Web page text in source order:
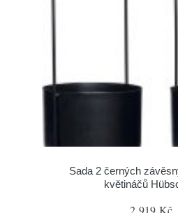
Sada 2 černých
květináčů
2 919 Kč